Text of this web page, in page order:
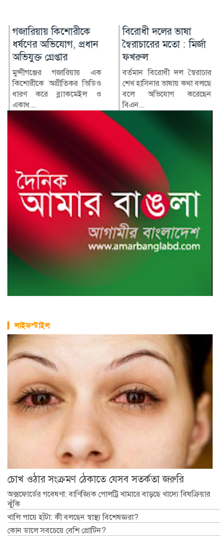
গজারিয়ায় কিশোরীকে
ধর্ষণের অভিযোগ, প্রধান
অভিযুক্ত গ্রেপ্তার
মুন্সীগঞ্জের গজারিয়ায় এক
কিশোরীকে অপ্রীতিকর ভিডিও
ধারণ করে ব্ল্যাকমেইল ও
একাধ...
বিরোধী দলের ভাষা
স্বৈরাচারের মতো : মির্জা
ফখরুল
বর্তমান বিরোধী দল স্বৈরাচার
শেখ হাসিনার ভাষায় কথা বলছে
বলে অভিযোগ করেছেন
বিএন...
লাইফস্টাইল
চোখ ওঠার সংক্রমণ ঠেকাতে যেসব সতর্কতা জরুরি
অক্সফোর্ডের গবেষণা: বাণিজ্যিক পোলট্রি খামারে বাড়ছে খাদ্যে বিষক্রিয়ার
ঝুঁকি
খালি পায়ে হাঁটা: কী বলছেন স্বাস্থ্য বিশেষজ্ঞরা?
কোন ডালে সবচেয়ে বেশি প্রোটিন?